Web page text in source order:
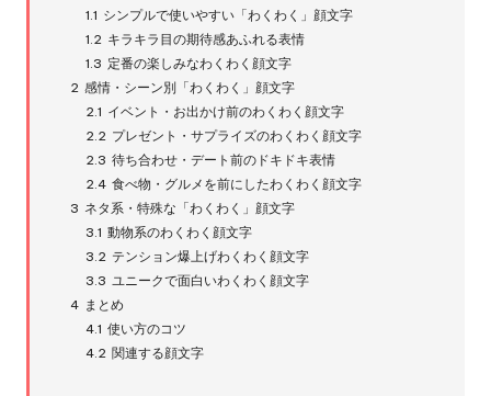
1.1 シンプルで使いやすい「わくわく」顔文字
1.2 キラキラ目の期待感あふれる表情
1.3 定番の楽しみなわくわく顔文字
2 感情・シーン別「わくわく」顔文字
2.1 イベント・お出かけ前のわくわく顔文字
2.2 プレゼント・サプライズのわくわく顔文字
2.3 待ち合わせ・デート前のドキドキ表情
2.4 食べ物・グルメを前にしたわくわく顔文字
3 ネタ系・特殊な「わくわく」顔文字
3.1 動物系のわくわく顔文字
3.2 テンション爆上げわくわく顔文字
3.3 ユニークで面白いわくわく顔文字
4 まとめ
4.1 使い方のコツ
4.2 関連する顔文字